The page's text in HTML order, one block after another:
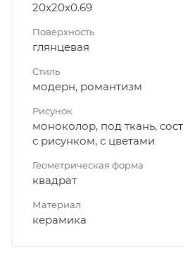
20x20x0.69
Поверхность
глянцевая
Стиль
модерн, романтизм
Рисунок
моноколор, под ткань,
с рисунком, с цветами
Геометрическая форма
квадрат
Материал
керамика